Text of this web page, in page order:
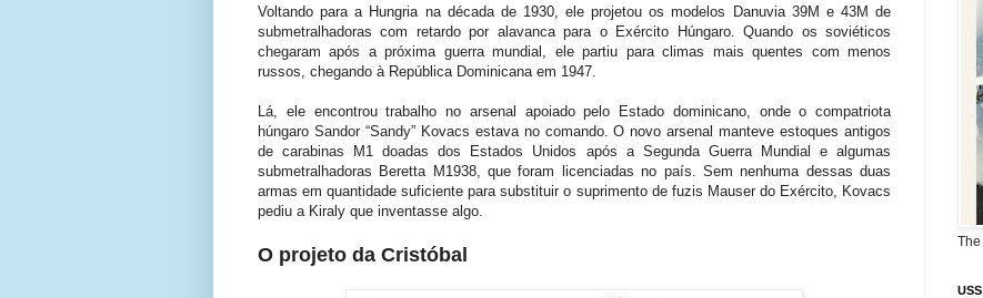
Voltando para a Hungria na década de 1930, ele projetou os modelos Danuvia 39M e 43M de
submetralhadoras com retardo por alavanca para o Exército Húngaro. Quando os soviéticos
chegaram após a próxima guerra mundial, ele partiu para climas mais quentes com menos
russos, chegando à República Dominicana em 1947.
Lá, ele encontrou trabalho no arsenal apoiado pelo Estado dominicano, onde o compatriota
húngaro Sandor “Sandy” Kovacs estava no comando. O novo arsenal manteve estoques antigos
de carabinas M1 doadas dos Estados Unidos após a Segunda Guerra Mundial e algumas
submetralhadoras Beretta M1938, que foram licenciadas no país. Sem nenhuma dessas duas
armas em quantidade suficiente para substituir o suprimento de fuzis Mauser do Exército, Kovacs
pediu a Kiraly que inventasse algo.
O projeto da Cristóbal